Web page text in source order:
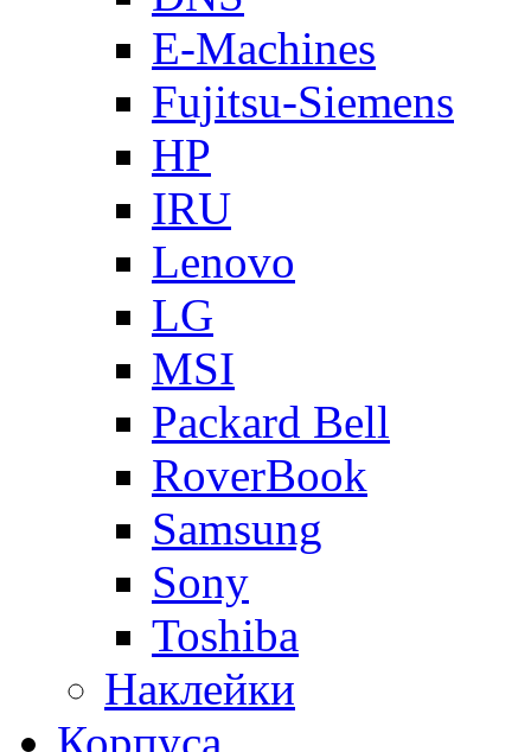
E-Machines
Fujitsu-Siemens
HP
IRU
Lenovo
LG
MSI
Packard Bell
RoverBook
Samsung
Sony
Toshiba
Наклейки
Корпуса